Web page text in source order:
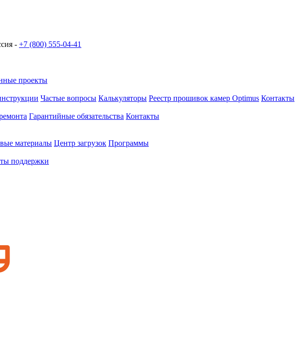
- +7 (800) 555-04-41
проекты
Частые вопросы Калькуляторы Реестр прошивок камер Optimus Контакты
Гарантийные обязательства Контакты
материалы Центр загрузок Программы
поддержки